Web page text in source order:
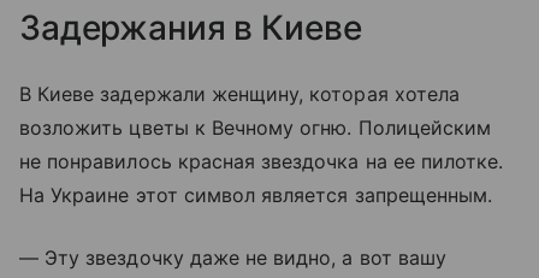
Задержания в Киеве
В Киеве задержали женщину, которая хотела
возложить цветы к Вечному огню. Полицейским
не понравилось красная звездочка на ее пилотке.
На Украине этот символ является запрещенным.
— Эту звездочку даже не видно, а вот вашу